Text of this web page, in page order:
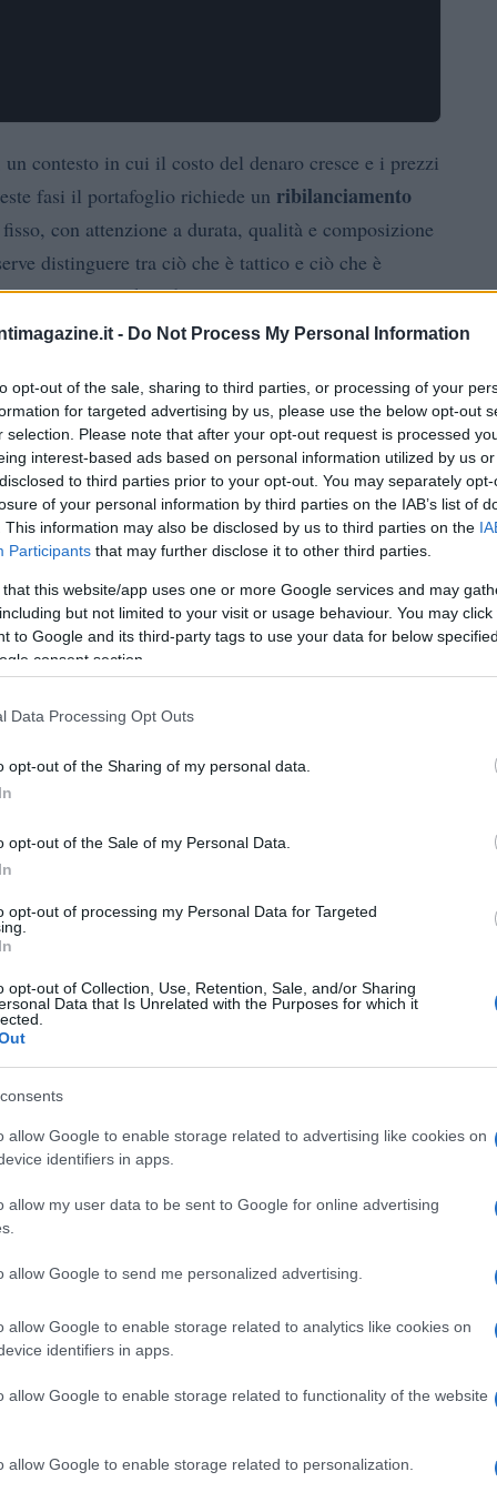
- Do Not Process My Personal Information
opt-out of the sale, sharing to third parties, or processing of your
for targeted advertising by us, please use the below opt-out
selection. Please note that after your opt-out request is processed
interest-based ads based on personal information utilized by us
to third parties prior to your opt-out. You may separately
of your personal information by third parties on the IAB’s list of
This information may also be disclosed by us to third parties on the
Participants that may further disclose it to other third parties.
that this website/app uses one or more Google services and may
but not limited to your visit or usage behaviour. You may
to Google and its third-party tags to use your data for below
consent section.
Data Processing Opt Outs
opt-out of the Sharing of my personal data.
opt-out of the Sale of my Personal Data.
opt-out of processing my Personal Data for Targeted
opt-out of Collection, Use, Retention, Sale, and/or Sharing
Data that Is Unrelated with the Purposes for which it
allow Google to enable storage related to advertising like cookies on
identifiers in apps.
allow my user data to be sent to Google for online advertising
allow Google to send me personalized advertising.
allow Google to enable storage related to analytics like cookies on
identifiers in apps.
allow Google to enable storage related to functionality of the website
allow Google to enable storage related to personalization.
contesto in cui il costo del denaro cresce e i prezzi
fasi il portafoglio richiede un ribilanciamento
con attenzione a durata, qualità e composizione
distinguere tra ciò che è tattico e ciò che è
e da unapolicy di investimentodocumentata.
incidono su valutazioni, flussi di cassa scontati e
approccio disciplinato aiuta a evitare decisioni
travalueegrowthe l’uso misurato di
gli strumenti tecnici e unaroadmap trimestrale
in rialzo dei tassi
dell’obbligazionario, il mix settoriale dell’equity e
L’idea centrale è mantenere l’esposizione al
quando le deviazioni superano soglie
(per esempio ±5% per le macro-asset class) e
di vendere basso e comprare alto, rendendo il
che sono per loro natura incerte.
estendere in modo mirato
ai movimenti dei tassi. In fasi di
la volatilità, mentre una duration più alta può
margini più ampi. Operativamente, si può: 1)
scadenza; 2) privilegiare titoli indicizzati
parte del rischio tasso con
a scalini (barbell, ladder o bullet), modulando